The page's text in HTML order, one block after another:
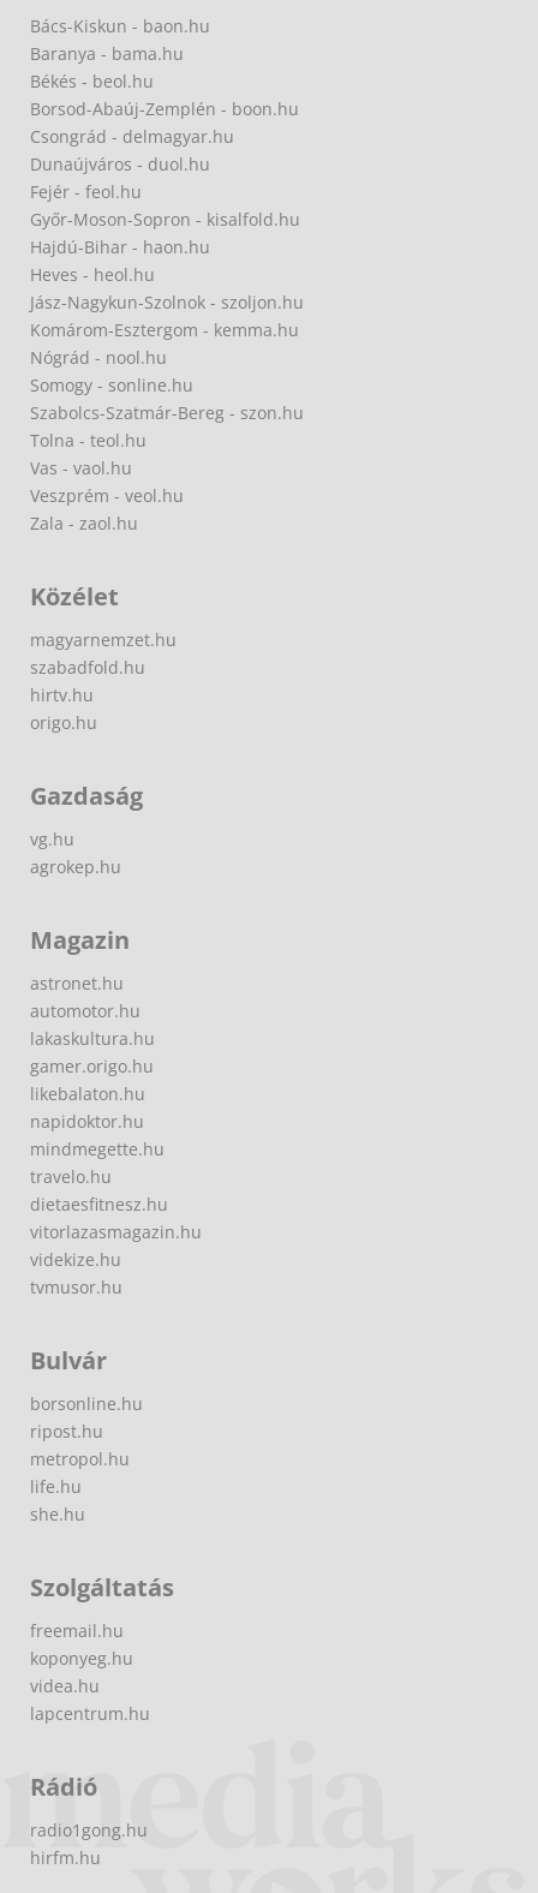
Bács-Kiskun - baon.hu
Baranya - bama.hu
Békés - beol.hu
Borsod-Abaúj-Zemplén - boon.hu
Csongrád - delmagyar.hu
Dunaújváros - duol.hu
Fejér - feol.hu
Győr-Moson-Sopron - kisalfold.hu
Hajdú-Bihar - haon.hu
Heves - heol.hu
Jász-Nagykun-Szolnok - szoljon.hu
Komárom-Esztergom - kemma.hu
Nógrád - nool.hu
Somogy - sonline.hu
Szabolcs-Szatmár-Bereg - szon.hu
Tolna - teol.hu
Vas - vaol.hu
Veszprém - veol.hu
Zala - zaol.hu
Közélet
magyarnemzet.hu
szabadfold.hu
hirtv.hu
origo.hu
Gazdaság
vg.hu
agrokep.hu
Magazin
astronet.hu
automotor.hu
lakaskultura.hu
gamer.origo.hu
likebalaton.hu
napidoktor.hu
mindmegette.hu
travelo.hu
dietaesfitnesz.hu
vitorlazasmagazin.hu
videkize.hu
tvmusor.hu
Bulvár
borsonline.hu
ripost.hu
metropol.hu
life.hu
she.hu
Szolgáltatás
freemail.hu
koponyeg.hu
videa.hu
lapcentrum.hu
Rádió
radio1gong.hu
hirfm.hu